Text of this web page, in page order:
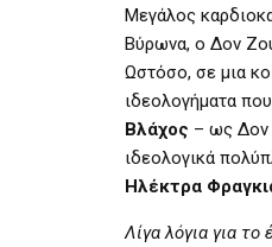
Μεγάλος
Βύρωνα, ο Δον
Ωστόσο, σε μια
ιδεολογήματα
Βλάχος – ως Δον
ιδεολογικά
Ηλέκτρα
Λίγα λόγια για το